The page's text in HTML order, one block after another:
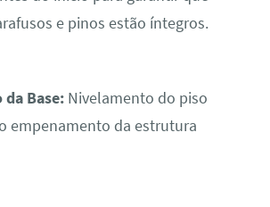
e pinos estão íntegros.
da Base:Nivelamento do piso
empenamento da estrutura